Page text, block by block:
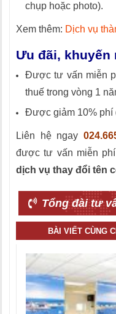
chụp hoặc photo).
Xem thêm: Dịch vụ
Ưu đãi, khuyến
Được tư vấn miễn
thuế trong vòng 1
Được giảm 10% phí
Liên hệ ngay
được tư vấn miễn
dịch vụ thay đổi tên
Tổng đài tư
BÀI VIẾT CÙNG